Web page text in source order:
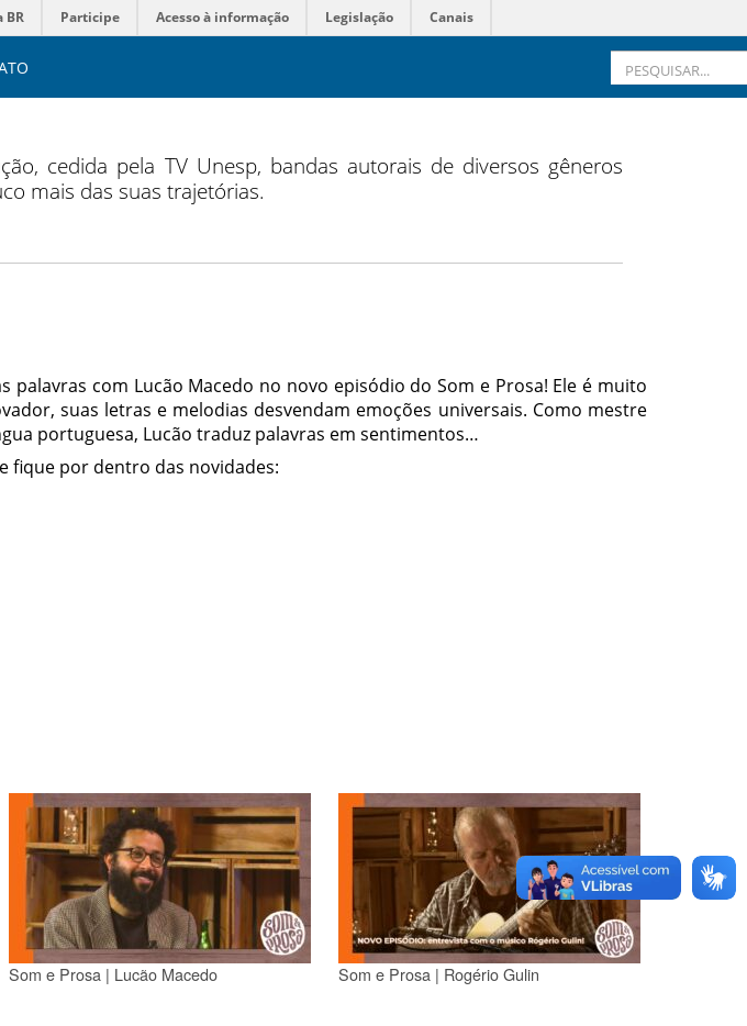
BR Participe Acesso à informação Legislação Canais
cedida pela TV Unesp, bandas autorais de diversos gêneros
mais das suas trajetórias.
palavras com Lucão Macedo no novo episódio do Som e Prosa! Ele é muito
suas letras e melodias desvendam emoções universais. Como mestre
portuguesa, Lucão traduz palavras em sentimentos…
fique por dentro das novidades:
Som e Prosa | Lucão Macedo Som e Prosa | Rogério Gulin